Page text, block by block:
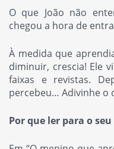
O que João não
chegou a hora de
À medida que
diminuir, crescia! Ele
faixas e revistas.
percebeu… Adivinhe o
Por que ler para o